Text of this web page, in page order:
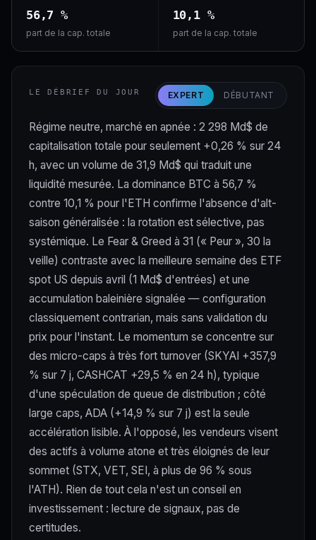
56,7 %
part de la cap. totale
10,1 %
part de la cap. totale
LE DÉBRIEF DU JOUR EXPERT DÉBUTANT
Régime neutre, marché en apnée : 2 298 Md$ de
capitalisation totale pour seulement +0,26 % sur 24
h, avec un volume de 31,9 Md$ qui traduit une
liquidité mesurée. La dominance BTC à 56,7 %
contre 10,1 % pour l'ETH confirme l'absence d'alt-
saison généralisée : la rotation est sélective, pas
systémique. Le Fear & Greed à 31 (« Peur », 30 la
veille) contraste avec la meilleure semaine des ETF
spot US depuis avril (1 Md$ d'entrées) et une
accumulation baleinière signalée — configuration
classiquement contrarian, mais sans validation du
prix pour l'instant. Le momentum se concentre sur
des micro-caps à très fort turnover (SKYAI +357,9
% sur 7 j, CASHCAT +29,5 % en 24 h), typique
d'une spéculation de queue de distribution ; côté
large caps, ADA (+14,9 % sur 7 j) est la seule
accélération lisible. À l'opposé, les vendeurs visent
des actifs à volume atone et très éloignés de leur
sommet (STX, VET, SEI, à plus de 96 % sous
l'ATH). Rien de tout cela n'est un conseil en
investissement : lecture de signaux, pas de
certitudes.